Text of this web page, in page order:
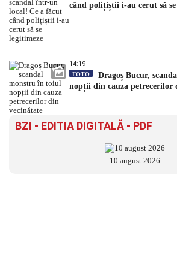
când polițiștii i-au cerut să
14:19
FOTO
Dragoș Bucur,
nopții din cauza petrecerilor
BZI - EDITIA DIGITALĂ - PDF
10 august 2026